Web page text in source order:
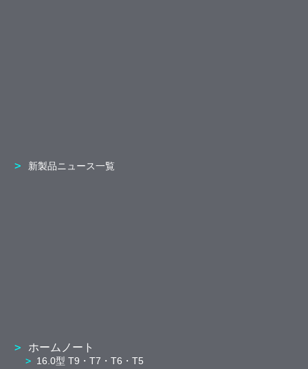
新製品ニュース一覧
ホームノート
16.0型 T9・T7・T6・T5